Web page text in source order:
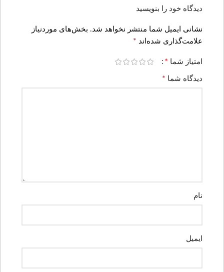
دیدگاه خود را بنویسید
نشانی ایمیل شما منتشر نخواهد شد. بخش‌های موردنیاز
علامت‌گذاری شده‌اند *
امتیاز شما *
دیدگاه شما *
نام
ایمیل